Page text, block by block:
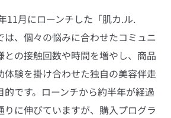
11月にローンチした「肌カ.ル.
は、個々の悩みに合わせたコミュニ
との接触回数や時間を増やし、商品
体験を掛け合わせた独自の美容伴走
です。ローンチから約半年が経過
りに伸びていますが、購入プログラ